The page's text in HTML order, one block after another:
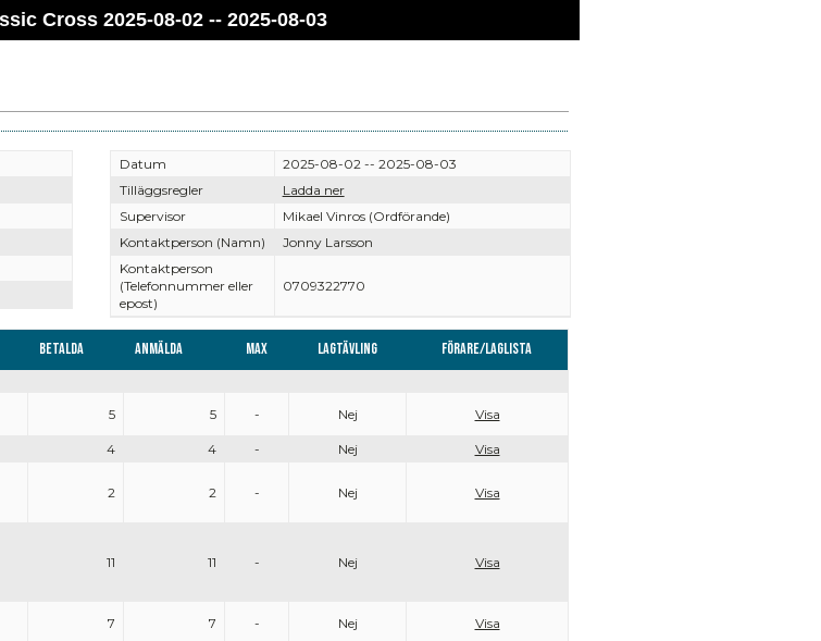
Cross 2025-08-02 -- 2025-08-03
Datum
2025-08-02 -- 2025-08-03
Tilläggsregler
Ladda ner
Supervisor
Mikael Vinros (Ordförande)
Kontaktperson (Namn)
Jonny Larsson
Kontaktperson
(Telefonnummer eller
epost)
0709322770
Betalda Anmälda Max Lagtävling Förare/Laglista
5 5 - Nej Visa
4 4 - Nej
Visa
2 2 - Nej Visa
11 11 - Nej Visa
7 7 - Nej Visa